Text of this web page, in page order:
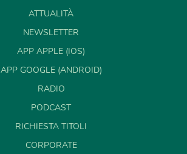
ATTUALITÀ
NEWSLETTER
APP APPLE (IOS)
APP GOOGLE (ANDROID)
RADIO
PODCAST
RICHIESTA TITOLI
CORPORATE